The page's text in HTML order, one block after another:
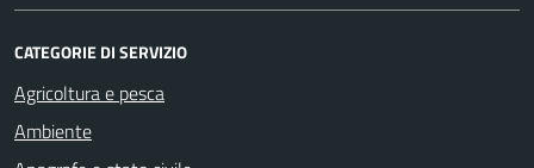
CATEGORIE DI SERVIZIO
Agricoltura e pesca
Ambiente